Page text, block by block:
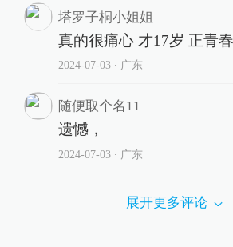
塔罗子桐小姐姐
真的很痛心 才17岁 正青
2024-07-03∙ 广东
随便取个名11
遗憾，
2024-07-03∙ 广东
展开更多评论